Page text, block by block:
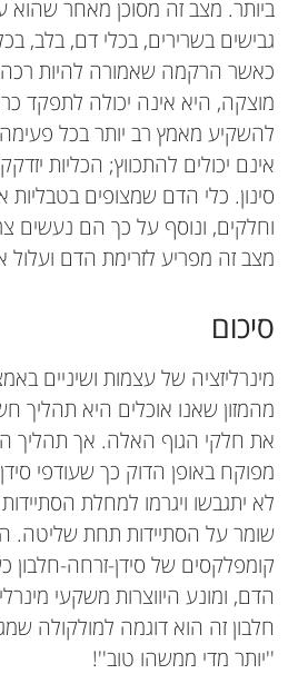
ביותר. מצב זה מסוכן מאחר שהוא
גבישים בשרירים, בכלי דם, בלב,
כאשר הרקמה שאמורה להיות
מוצקה, היא אינה יכולה לתפקד
להשקיע מאמץ רב יותר בכל פעימה
אינם יכולים להתכווץ; הכליות
סינון. כלי הדם שמצופים
וחלקים, ונוסף על כך הם נעשים
מצב זה מפריע לזרימת הדם
סיכום
מינרליזציה של עצמות ושיניים
מהמזון שאנו אוכלים היא תהליך
את חלקי הגוף האלה. אך תהליך
מפוקח באופן הדוק כך שעודפי
לא יתגבשו ויגרמו למחלת
קומפלקסים של סידן-זרחה-חלבון
הדם, ומונע היווצרות משקעי
חלבון זה הוא דוגמה למולקולה
''יותר מדי ממשהו טוב''!